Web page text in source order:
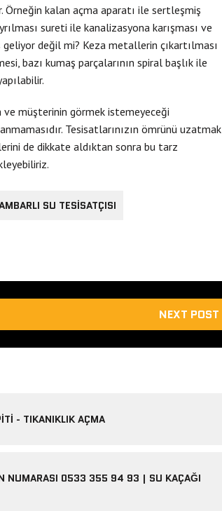
kalan açma aparatı ile sertleşmiş
sureti ile kanalizasyona karışması ve
değil mi? Keza metallerin çıkartılması
bazı kumaş parçalarının spiral başlık ile
ve müşterinin görmek istemeyeceği
Tesisatlarınızın ömrünü uzatmak
de dikkate aldıktan sonra bu tarz
SU TESISATÇISI
NEXT POST
- TIKANIKLIK AÇMA
NUMARASI 0533 355 94 93 | SU KAÇAĞI